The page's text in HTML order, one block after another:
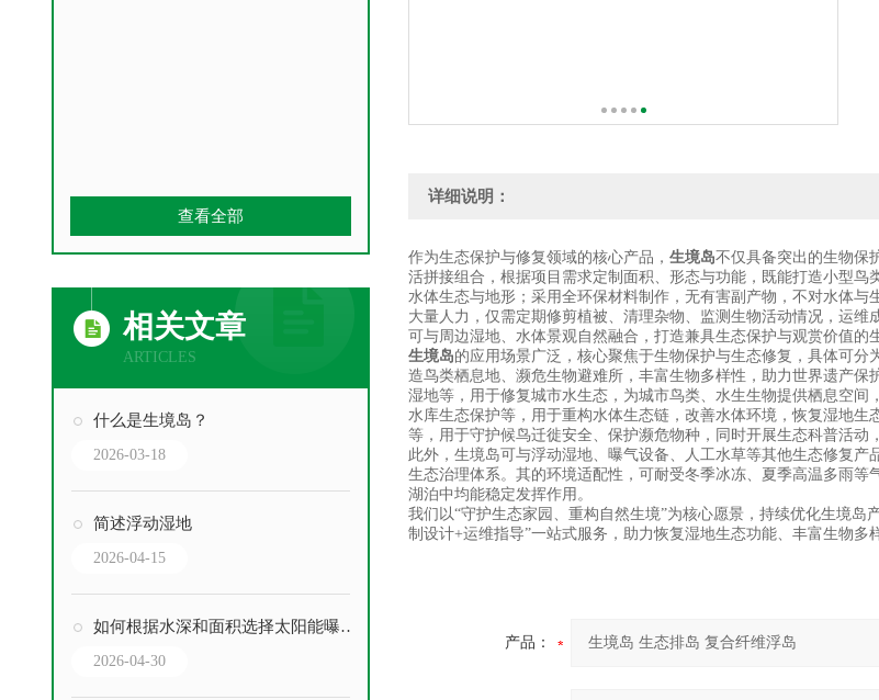
查看全部
相关文章
ARTICLES
什么是生境岛？
2026-03-18
简述浮动湿地
2026-04-15
如何根据水深和面积选择太阳能曝气设备功率？
2026-04-30
详细说明：
作为生态保护与修复领域的核心产品， 生境岛不仅具备突出的生物保
活拼接组合，根据项目需求定制面积、形态与功能，既能打造小型
水体生态与地形；采用全环保材料制作，无有害副产物，不对水体
大量人力，仅需定期修剪植被、清理杂物、监测生物活动情况，运
可与周边湿地、水体景观自然融合，打造兼具生态保护与观赏价值的
生境岛的应用场景广泛，核心聚焦于生物保护与生态修复，具体可
造鸟类栖息地、濒危生物避难所，丰富生物多样性，助力世界遗产
湿地等，用于修复城市水生态，为城市鸟类、水生生物提供栖息空
水库生态保护等，用于重构水体生态链，改善水体环境，恢复湿地
等，用于守护候鸟迁徙安全、保护濒危物种，同时开展生态科普活动
此外，生境岛可与浮动湿地、曝气设备、人工水草等其他生态修复
生态治理体系。其的环境适配性，可耐受冬季冰冻、夏季高温多雨
湖泊中均能稳定发挥作用。
我们以“守护生态家园、重构自然生境”为核心愿景，持续优化生境
制设计+运维指导”一站式服务，助力恢复湿地生态功能、丰富生物
产品：